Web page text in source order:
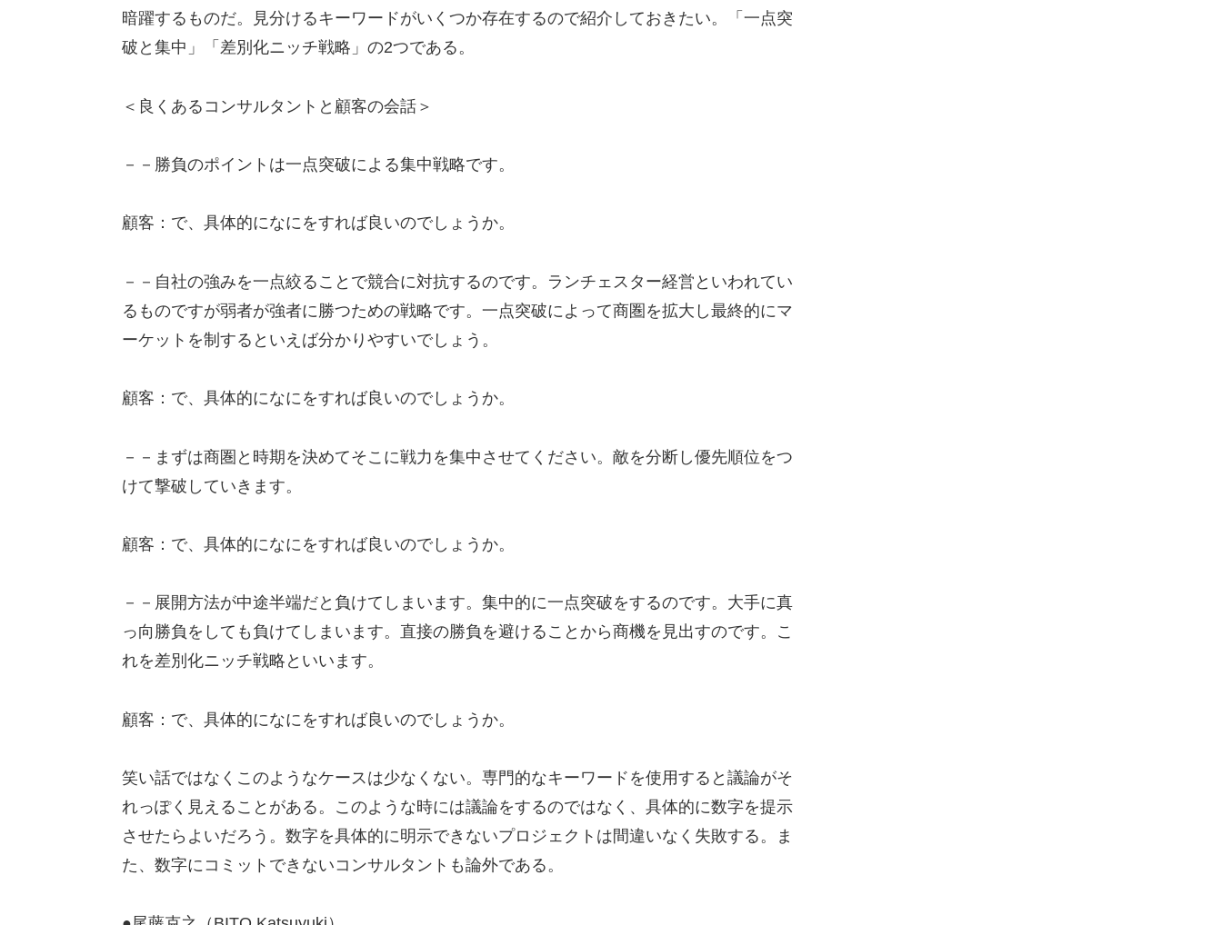
暗躍するものだ。見分けるキーワードがいくつか存在するので紹介しておきたい。「一点突
破と集中」「差別化ニッチ戦略」の2つである。
＜良くあるコンサルタントと顧客の会話＞
－－勝負のポイントは一点突破による集中戦略です。
顧客：で、具体的になにをすれば良いのでしょうか。
－－自社の強みを一点絞ることで競合に対抗するのです。ランチェスター経営といわれてい
るものですが弱者が強者に勝つための戦略です。一点突破によって商圏を拡大し最終的にマ
ーケットを制するといえば分かりやすいでしょう。
顧客：で、具体的になにをすれば良いのでしょうか。
－－まずは商圏と時期を決めてそこに戦力を集中させてください。敵を分断し優先順位をつ
けて撃破していきます。
顧客：で、具体的になにをすれば良いのでしょうか。
－－展開方法が中途半端だと負けてしまいます。集中的に一点突破をするのです。大手に真
っ向勝負をしても負けてしまいます。直接の勝負を避けることから商機を見出すのです。こ
れを差別化ニッチ戦略といいます。
顧客：で、具体的になにをすれば良いのでしょうか。
笑い話ではなくこのようなケースは少なくない。専門的なキーワードを使用すると議論がそ
れっぽく見えることがある。このような時には議論をするのではなく、具体的に数字を提示
させたらよいだろう。数字を具体的に明示できないプロジェクトは間違いなく失敗する。ま
た、数字にコミットできないコンサルタントも論外である。